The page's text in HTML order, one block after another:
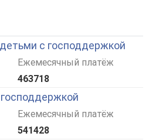
с господдержкой
Ежемесячный платёж
463718
Ежемесячный платёж
541428